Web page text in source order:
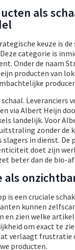
als
keuze is
categorie is
Onder de naam
producten van
Leveranciers
via Albert Heijn
landelijk. Voor
zonder de
in dienst. De
doet zijn
beter dan de bio-
als
is een cruciale
kunnen
en zien welke
om exact te
verlaagt
producten.